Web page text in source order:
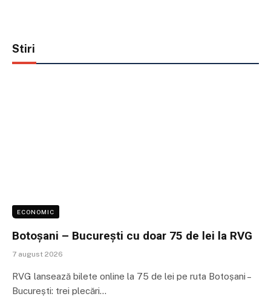
Stiri
ECONOMIC
Botoșani – București cu doar 75 de lei la RVG
7 august 2026
RVG lansează bilete online la 75 de lei pe ruta Botoșani –
București: trei plecări…